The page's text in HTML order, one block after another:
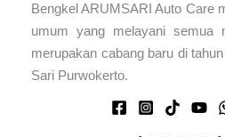
Bengkel ARUMSARI Auto Care
umum yang melayani semua
merupakan cabang baru di
Sari Purwokerto.